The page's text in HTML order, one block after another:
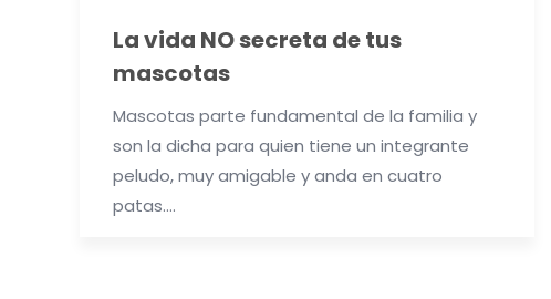
La vida NO secreta de tus
mascotas
Mascotas parte fundamental de la familia y
son la dicha para quien tiene un integrante
peludo, muy amigable y anda en cuatro
patas….